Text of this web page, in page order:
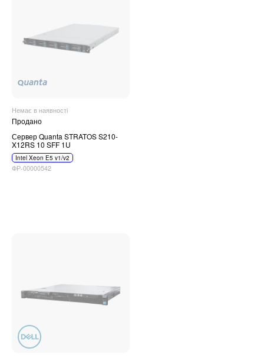
Немає в наявності
Продано
Сервер Quanta STRATOS S210-
X12RS 10 SFF 1U
Intel Xeon E5 v1/v2
ФР-00000542